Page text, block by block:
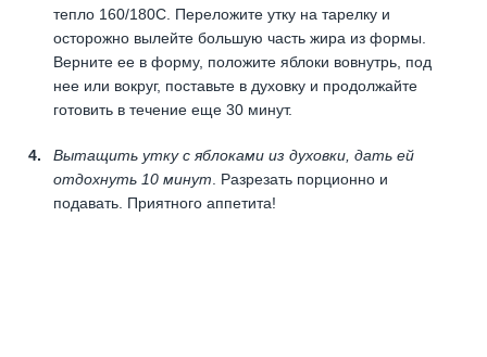
тепло 160/180С. Переложите утку на тарелку и
осторожно вылейте большую часть жира из формы.
Верните ее в форму, положите яблоки вовнутрь, под
нее или вокруг, поставьте в духовку и продолжайте
готовить в течение еще 30 минут.
Вытащить утку с яблоками из духовки, дать ей
отдохнуть 10 минут . Разрезать порционно и
подавать. Приятного аппетита!